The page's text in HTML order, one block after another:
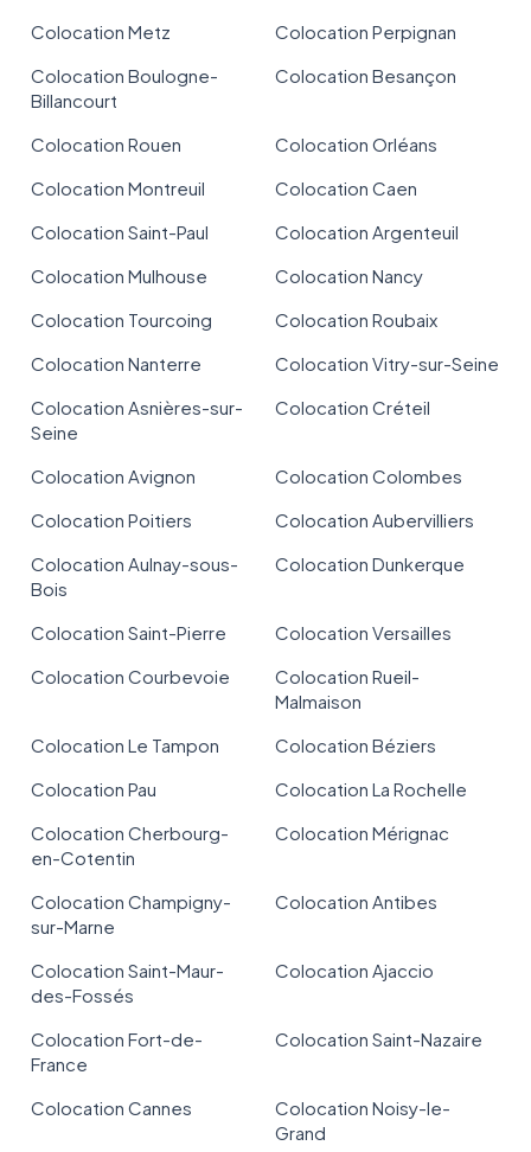
Colocation Metz
Colocation Perpignan
Colocation Boulogne-
Billancourt
Colocation Besançon
Colocation Rouen
Colocation Orléans
Colocation Montreuil
Colocation Caen
Colocation Saint-Paul
Colocation Argenteuil
Colocation Mulhouse
Colocation Nancy
Colocation Tourcoing
Colocation Roubaix
Colocation Nanterre
Colocation Vitry-sur-Seine
Colocation Asnières-sur-
Seine
Colocation Créteil
Colocation Avignon
Colocation Colombes
Colocation Poitiers
Colocation Aubervilliers
Colocation Aulnay-sous-
Bois
Colocation Dunkerque
Colocation Saint-Pierre
Colocation Versailles
Colocation Courbevoie
Colocation Rueil-
Malmaison
Colocation Le Tampon
Colocation Béziers
Colocation Pau
Colocation La Rochelle
Colocation Cherbourg-
en-Cotentin
Colocation Mérignac
Colocation Champigny-
sur-Marne
Colocation Antibes
Colocation Saint-Maur-
des-Fossés
Colocation Ajaccio
Colocation Fort-de-
France
Colocation Saint-Nazaire
Colocation Cannes
Colocation Noisy-le-
Grand